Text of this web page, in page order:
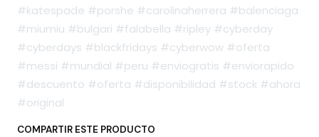
#katespade #porshe #carolinaherrera #balenciaga
#miumiu #bulgari #falabella #ripley #cyberday
#cyberdays #blackfridays #cyberwow #oferta
#messi #mundial #peru #enviogratis #enviorapido
#descuento #oferta #disponibilidad #stock #ahora
#original
COMPARTIR ESTE PRODUCTO